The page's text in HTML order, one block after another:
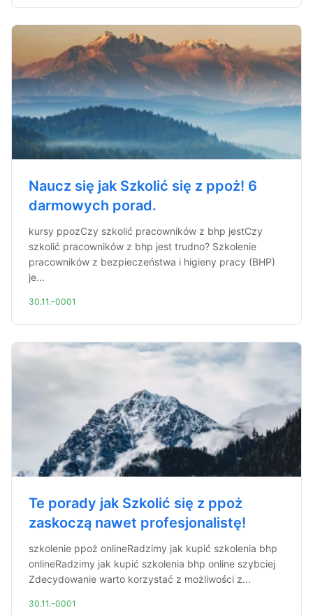
Naucz się jak Szkolić się z ppoż! 6
darmowych porad.
kursy ppozCzy szkolić pracowników z bhp jestCzy
szkolić pracowników z bhp jest trudno? Szkolenie
pracowników z bezpieczeństwa i higieny pracy (BHP)
je...
30.11.-0001
Te porady jak Szkolić się z ppoż
zaskoczą nawet profesjonalistę!
szkolenie ppoż onlineRadzimy jak kupić szkolenia bhp
onlineRadzimy jak kupić szkolenia bhp online szybciej
Zdecydowanie warto korzystać z możliwości z...
30.11.-0001